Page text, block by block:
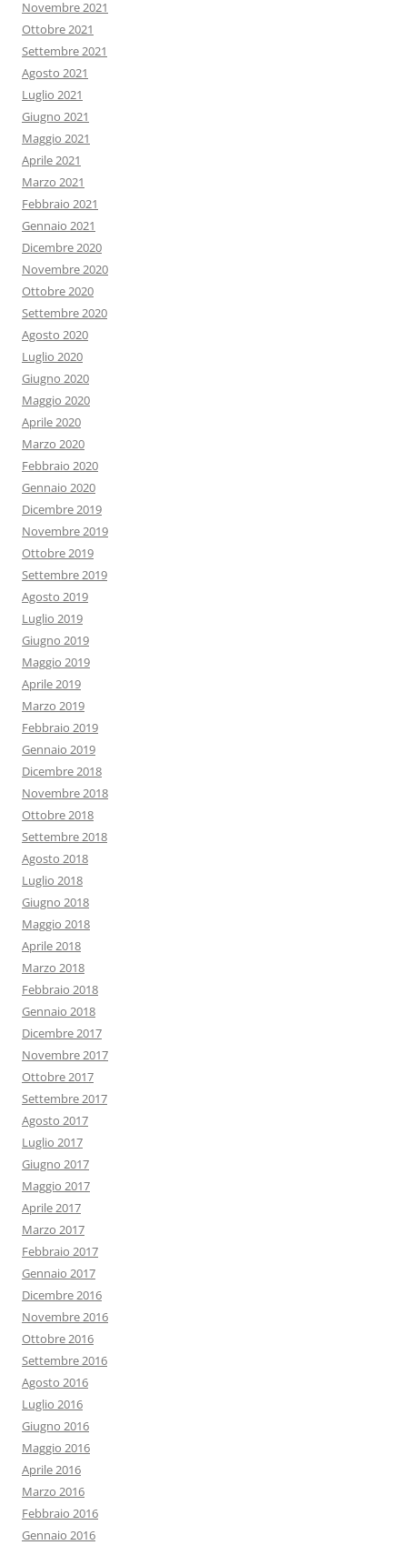
Novembre 2021
Ottobre 2021
Settembre 2021
Agosto 2021
Luglio 2021
Giugno 2021
Maggio 2021
Aprile 2021
Marzo 2021
Febbraio 2021
Gennaio 2021
Dicembre 2020
Novembre 2020
Ottobre 2020
Settembre 2020
Agosto 2020
Luglio 2020
Giugno 2020
Maggio 2020
Aprile 2020
Marzo 2020
Febbraio 2020
Gennaio 2020
Dicembre 2019
Novembre 2019
Ottobre 2019
Settembre 2019
Agosto 2019
Luglio 2019
Giugno 2019
Maggio 2019
Aprile 2019
Marzo 2019
Febbraio 2019
Gennaio 2019
Dicembre 2018
Novembre 2018
Ottobre 2018
Settembre 2018
Agosto 2018
Luglio 2018
Giugno 2018
Maggio 2018
Aprile 2018
Marzo 2018
Febbraio 2018
Gennaio 2018
Dicembre 2017
Novembre 2017
Ottobre 2017
Settembre 2017
Agosto 2017
Luglio 2017
Giugno 2017
Maggio 2017
Aprile 2017
Marzo 2017
Febbraio 2017
Gennaio 2017
Dicembre 2016
Novembre 2016
Ottobre 2016
Settembre 2016
Agosto 2016
Luglio 2016
Giugno 2016
Maggio 2016
Aprile 2016
Marzo 2016
Febbraio 2016
Gennaio 2016